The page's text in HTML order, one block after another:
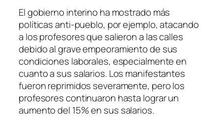
El gobierno interino ha mostrado más
políticas anti-pueblo, por ejemplo, atacando
a los profesores que salieron a las calles
debido al grave empeoramiento de sus
condiciones laborales, especialmente en
cuanto a sus salarios. Los manifestantes
fueron reprimidos severamente, pero los
profesores continuaron hasta lograr un
aumento del 15% en sus salarios.